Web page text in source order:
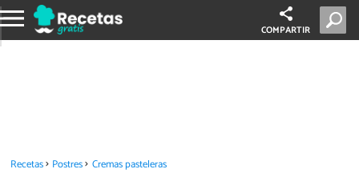
COMPARTIR
Recetas Postres Cremas pasteleras